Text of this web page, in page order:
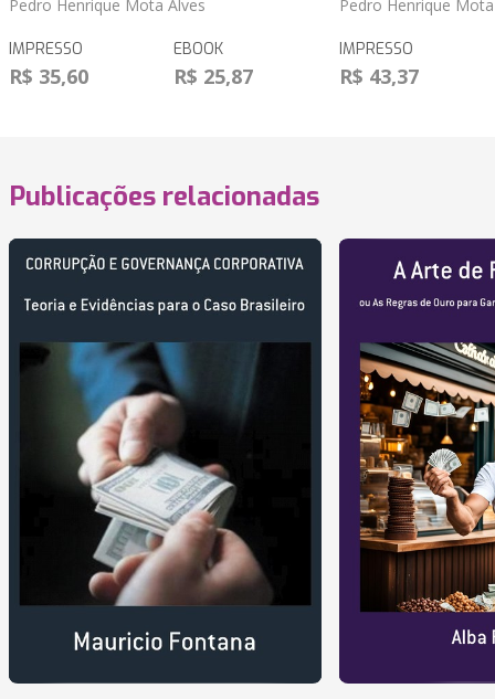
Pedro Henrique Mota Alves
IMPRESSO
R$ 35,60
EBOOK
R$ 25,87
Pedro Henrique
IMPRESSO
R$ 43,37
Publicações relacionadas